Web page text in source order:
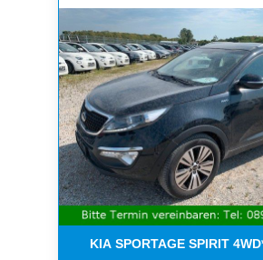
KIA SPORTAGE SPIRIT